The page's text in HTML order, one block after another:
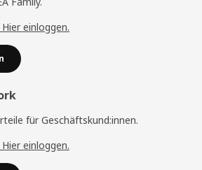
einloggen.
für Geschäftskund:innen.
einloggen.